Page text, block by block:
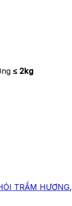
≤ 2kg
TRẦM HƯƠNG,